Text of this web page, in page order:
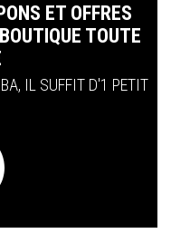
ET OFFRES
TOUTE
IL SUFFIT D'1 PETIT